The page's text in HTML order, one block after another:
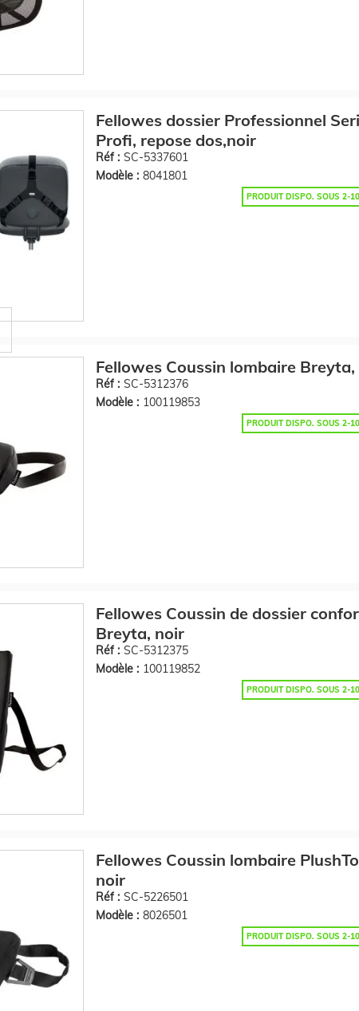
Fellowes dossier Professionnel
Profi, repose dos,noir
Réf : SC-5337601
Modèle : 8041801
PRODUIT DISPO. SOUS 2-
Fellowes Coussin lombaire
Réf : SC-5312376
Modèle : 100119853
PRODUIT DISPO. SOUS 2-
Fellowes Coussin de dossier
Breyta, noir
Réf : SC-5312375
Modèle : 100119852
PRODUIT DISPO. SOUS 2-
Fellowes Coussin lombaire
noir
Réf : SC-5226501
Modèle : 8026501
PRODUIT DISPO. SOUS 2-